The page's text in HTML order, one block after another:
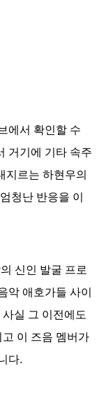
에서 확인할 수
거기에 기타 속주
지르는 하현우의
엄청난 반응을 이
신인 발굴 프로
악 애호가들 사이
사실 그 이전에도
고 이 즈음 멤버가
다.